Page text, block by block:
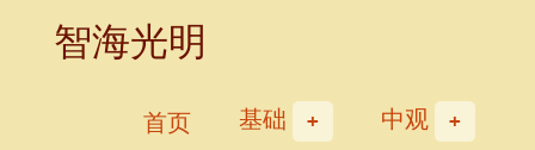
智海光明
首页 基础
中观